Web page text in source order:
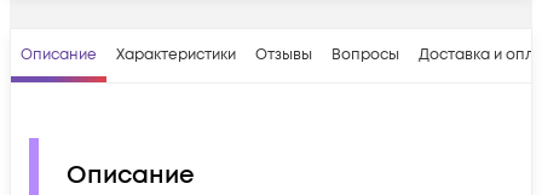
Описание Характеристики Отзывы Вопросы Доставка и
Описание